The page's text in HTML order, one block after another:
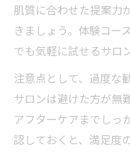
肌質に合わせた提案力
きましょう。体験コー
でも気軽に試せるサロ
注意点として、過度な
サロンは避けた方が無
アフターケアまでしっ
認しておくと、満足度